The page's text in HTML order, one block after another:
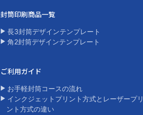
封筒印刷商品一覧​
長3封筒デザインテンプレート
角2封筒デザインテンプレート​
ご利用ガイド
お手軽封筒コースの流れ
インクジェットプリント方式とレーザープリ
ント方式の違い​